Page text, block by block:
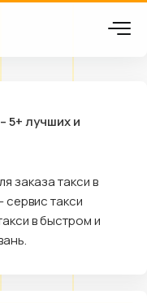
5+ лучших и
заказа такси в
сервис такси
в быстром и